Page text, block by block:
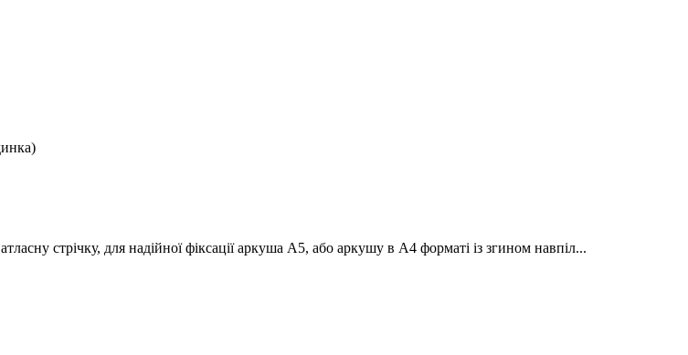
стрічку, для надійної фіксації аркуша А5, або аркушу в А4 форматі із згином навпіл...